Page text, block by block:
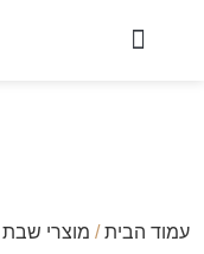
עמוד הבית/ מוצרי שבת